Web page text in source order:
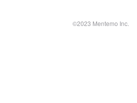
©2023 Mentemo Inc.